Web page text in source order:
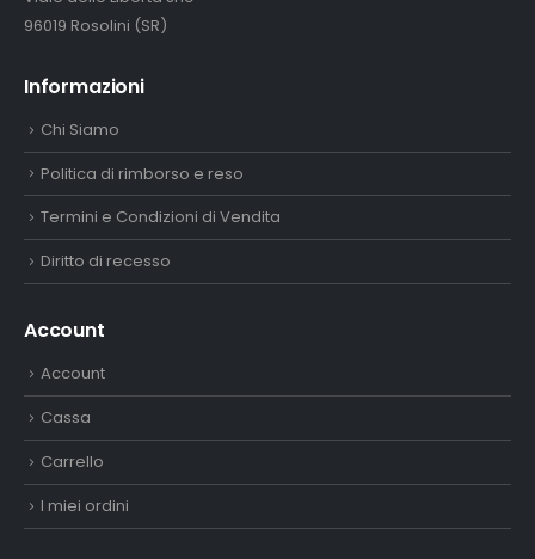
96019 Rosolini (SR)
Informazioni
Chi Siamo
Politica di rimborso e reso
Termini e Condizioni di Vendita
Diritto di recesso
Account
Account
Cassa
Carrello
I miei ordini